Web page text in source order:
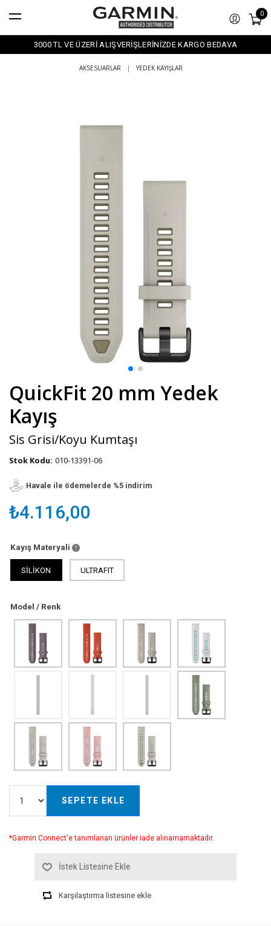
0
3000 TL VE ÜZERİ ALIŞVERİŞLERİNİZDE KARGO BEDAVA
AKSESUARLAR | YEDEK KAYIŞLAR
QuickFit 20 mm Yedek
Kayış
Sis Grisi/Koyu Kumtaşı
Stok Kodu: 010-13391-06
Havale ile ödemelerde %5 indirim
₺4.116,00
Kayış Materyali
SİLİKON ULTRAFIT
Model / Renk
SEPETE EKLE
*Garmin Connect'e tanımlanan ürünler iade alınamamaktadır.
İstek Listesine Ekle
Karşılaştırma listesine ekle